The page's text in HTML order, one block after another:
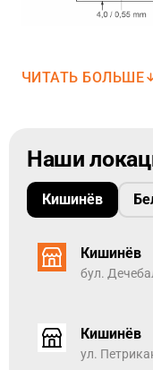
См. здесь -
Коллекция
потребностей тех,
покрытии не
членов семьи и
домашних
ЧИТАТЬ БОЛЬШЕ
Наши
Кишинёв
Кишинёв
бул.
Кишинёв
ул.